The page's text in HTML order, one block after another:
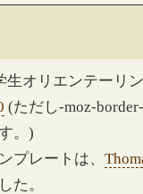
生オリエンテーリ
(ただし-moz-
。)
プレートは、
た。